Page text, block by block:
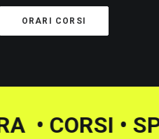
ORARI CORSI
•